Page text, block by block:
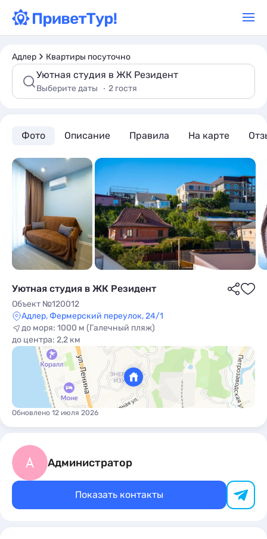
Адлер Квартиры посуточно
Уютная студия в ЖК Резидент
Выберите даты 2 гостя
Фото Описание Правила На карте
Уютная студия в ЖК Резидент
Объект №120012
Адлер, Фермерский переулок, 24/1
до моря: 1000 м (Галечный пляж)
до центра: 2,2 км
Обновлено 12 июля 2026
А Администратор
Показать контакты